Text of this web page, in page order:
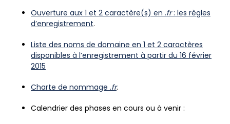
Ouverture aux 1 et 2 caractère(s) en .fr: les règles
d’enregistrement.
Liste des noms de domaine en 1 et 2 caractères
disponibles à l’enregistrement à partir du 16 février
2015
Charte de nommage .fr.
Calendrier des phases en cours ou à venir :